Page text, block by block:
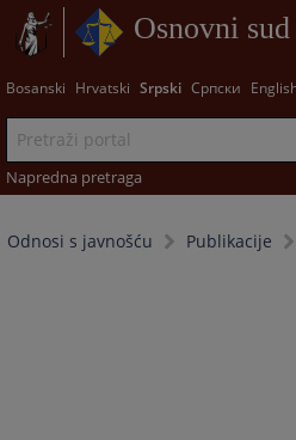
Osnovni
Bosanski Hrvatski Srpski Српски
Napredna pretraga
Odnosi s javnošću Publikacije